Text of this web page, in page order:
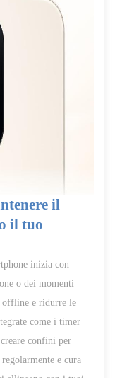
il
il tuo
inizia con
o dei momenti
offline e ridurre le
come i timer
confini per
e cura